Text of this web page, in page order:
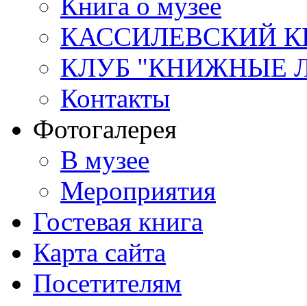
КАССИЛЕВСКИЙ
КЛУБ "КНИЖНЫЕ
Контакты
Фотогалерея
В музее
Мероприятия
Гостевая книга
Карта сайта
Посетителям